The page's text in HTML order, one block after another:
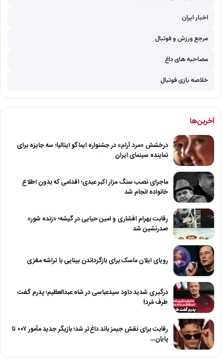
اخبار ایران
مرجع ورزش و فوتبال
مصاحبه های داغ
خلاصه بازی فوتبال
آخرین‌ها
درخشش «مرد آرام» در جشنواره ایماگو ایتالیا؛ سه جایزه برای
نماینده سینمای ایران
ماجرای نصب سنگ مزار اکبر عبدی؛ اقدامی که بدون اطلاع
خانواده انجام شد
رقابت بهرام افشاری و امین حیایی در گیشه؛ «زنده شور»
صدرنشین شد
رویای ایلان ماسک برای بازگرداندن بینایی با تراشه مغزی
درگیری شدید داود سیدعباسی در شاه عبدالعظیم؛ پدرم گفت
طرف مُرد!
رقابت برای نقش جیمز باند داغ‌تر شد؛ بازیگر جدید مأمور ۰۰۷ تا
پایان…